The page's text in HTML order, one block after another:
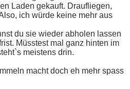
Laden gekauft. Draufliegen,
ich würde keine mehr aus
du sie wieder abholen lassen
Müsstest mal ganz hinten im
meistens drin.
macht doch eh mehr spass